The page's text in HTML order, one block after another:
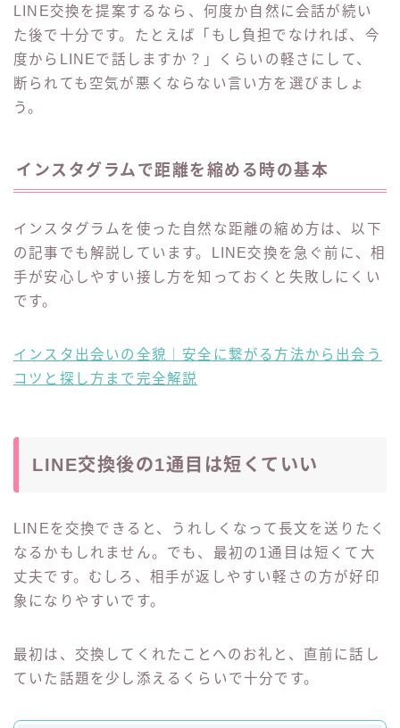
LINE交換を提案するなら、何度か自然に会話が続い
た後で十分です。たとえば「もし負担でなければ、今
度からLINEで話しますか？」くらいの軽さにして、
断られても空気が悪くならない言い方を選びましょ
う。
インスタグラムで距離を縮める時の基本
インスタグラムを使った自然な距離の縮め方は、以下
の記事でも解説しています。LINE交換を急ぐ前に、相
手が安心しやすい接し方を知っておくと失敗しにくい
です。
インスタ出会いの全貌｜安全に繋がる方法から出会う
コツと探し方まで完全解説
LINE交換後の1通目は短くていい
LINEを交換できると、うれしくなって長文を送りたく
なるかもしれません。でも、最初の1通目は短くて大
丈夫です。むしろ、相手が返しやすい軽さの方が好印
象になりやすいです。
最初は、交換してくれたことへのお礼と、直前に話し
ていた話題を少し添えるくらいで十分です。